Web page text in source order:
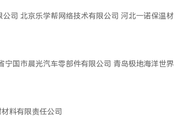
公司 北京乐学帮网络技术有限公司 河北一诺保温材
宁国市晨光汽车零部件有限公司 青岛极地海洋世界
料有限责任公司